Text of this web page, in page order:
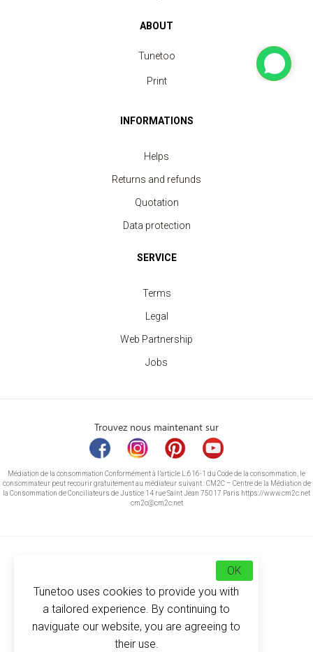
ABOUT
Tunetoo
Print
INFORMATIONS
Helps
Returns and refunds
Quotation
Data protection
SERVICE
Terms
Legal
Web Partnership
Jobs
Trouvez nous maintenant sur
Médiation de la consommation Conformément à l’article L.616-1 du Code de la consommation, le
consommateur peut recourir gratuitement au médiateur suivant : CM2C – Centre de la Médiation de
la Consommation de Conciliateurs de Justice 14 rue Saint Jean 75017 Paris https://www.cm2c.net
cm2c@cm2c.net
© Copyright 2026
Tunetoo uses cookies to provide you with
a tailored experience. By continuing to
naviguate our website, you are agreeing to
their use.
OK